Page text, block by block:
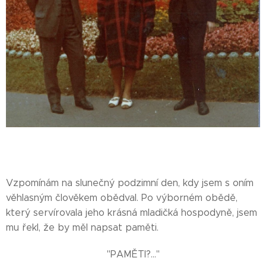
Vzpomínám na slunečný podzimní den, kdy jsem s oním
věhlasným člověkem obědval. Po výborném obědě,
který servírovala jeho krásná mladičká hospodyně, jsem
mu řekl, že by měl napsat paměti.
"PAMĚTI?..."